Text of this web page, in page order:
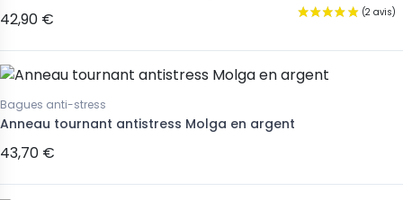
42,90 €
Bagues anti-stress
Anneau tournant antistress Molga en argent
43,70 €